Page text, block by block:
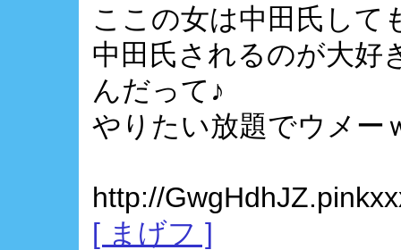
ここの女は中田氏して
中田氏されるのが大好
んだって♪
やりたい放題でウメー
http://
[ まげフ ]